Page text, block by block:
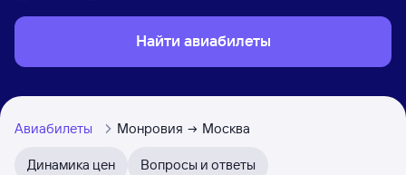
Найти авиабилеты
Авиабилеты Монровия Москва
Динамика цен Вопросы и ответы